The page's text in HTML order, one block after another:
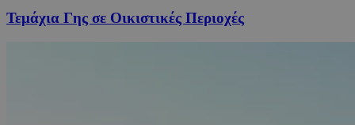
Τεμάχια Γης σε Οικιστικές Περιοχές